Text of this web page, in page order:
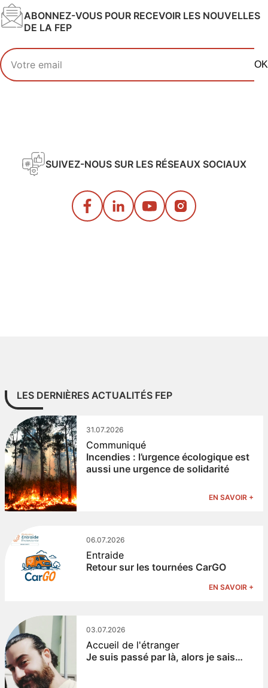
ABONNEZ-VOUS POUR RECEVOIR LES NOUVELLES
DE LA FEP
Votre adresse email
OK
SUIVEZ-NOUS SUR LES RÉSEAUX SOCIAUX
LES DERNIÈRES ACTUALITÉS FEP
31.07.2026
Communiqué
Incendies : l’urgence écologique est
aussi une urgence de solidarité
EN SAVOIR +
06.07.2026
Entraide
Retour sur les tournées CarGO
EN SAVOIR +
03.07.2026
Accueil de l'étranger
Je suis passé par là, alors je sais…